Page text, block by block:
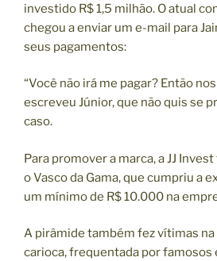
investido R$ 1,5 milhão. O atual
chegou a enviar um e-mail para
seus pagamentos:
“Você não irá me pagar? Então
escreveu Júnior, que não quis se
caso.
Para promover a marca, a JJ
o Vasco da Gama, que cumpriu a
um mínimo de R$ 10.000 na
A pirâmide também fez vítimas
carioca, frequentada por famosos